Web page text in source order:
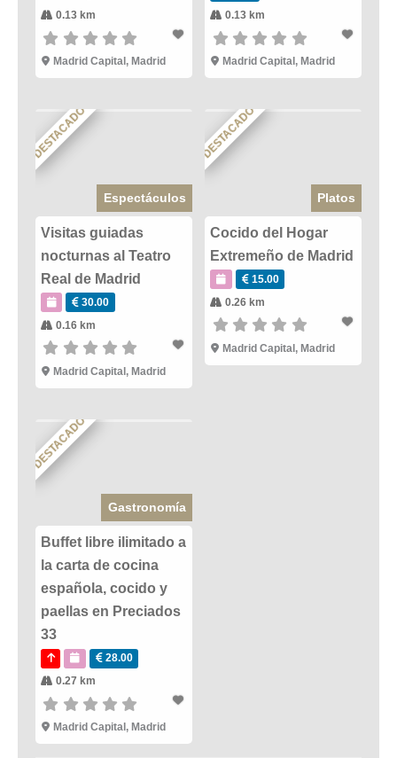
0.13 km
Madrid Capital, Madrid
0.13 km
Madrid Capital, Madrid
DESTACADO
Espectáculos
Visitas guiadas
nocturnas al Teatro
Real de Madrid
30.00
0.16 km
Madrid Capital, Madrid
DESTACADO
Platos
Cocido del Hogar
Extremeño de Madrid
15.00
0.26 km
Madrid Capital, Madrid
DESTACADO
Gastronomía
Buffet libre ilimitado a
la carta de cocina
española, cocido y
paellas en Preciados
33
28.00
0.27 km
Madrid Capital , Madrid